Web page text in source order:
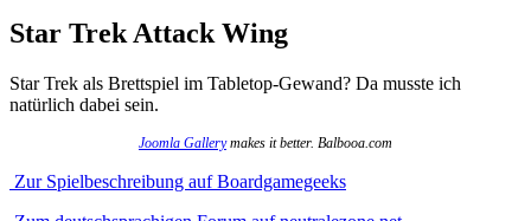
Star Trek Attack Wing
Star Trek als Brettspiel im Tabletop-Gewand? Da musste ich
natürlich dabei sein.
Joomla Gallerymakes it better. Balbooa.com
Zur Spielbeschreibung auf Boardgamegeeks